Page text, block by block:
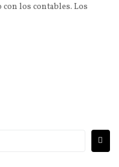
los contables. Los